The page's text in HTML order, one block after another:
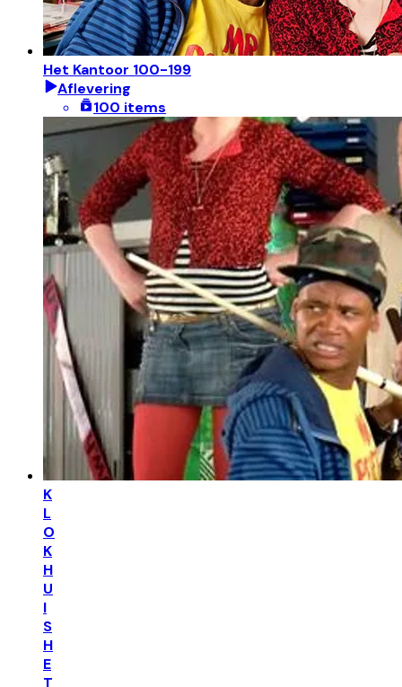
Het Kantoor 100-199
Aflevering
100 items
K
L
O
K
H
U
I
S
H
E
T